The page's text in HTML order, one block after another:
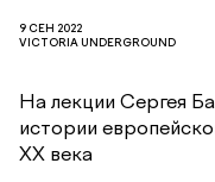
9 СЕН 2022
VICTORIA UNDERGROUND
На лекции Сергея
истории
ХХ века